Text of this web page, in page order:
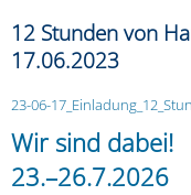
12 Stunden von
17.06.2023
23-06-
Wir sind dabei!
23.–26.7.2026